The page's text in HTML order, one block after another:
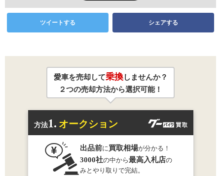
ツイートする シェアする
愛車を売却して乗換しませんか？
２つの売却方法から選択可能！
方法1. オークション
出品前に買取相場が分かる！
3000社の中から最高入札店の
みとやり取りで完結。